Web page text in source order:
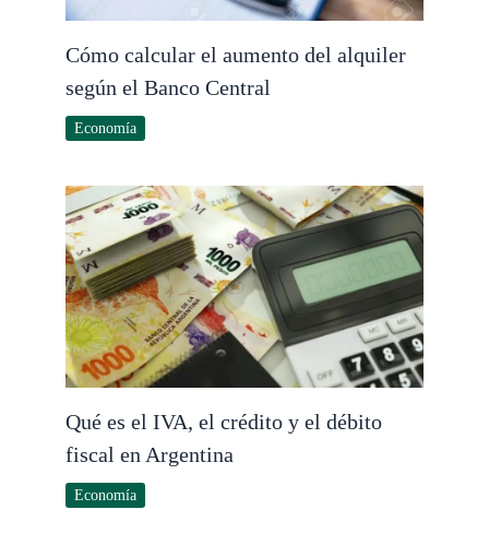
Cómo calcular el aumento del alquiler
según el Banco Central
Economía
Qué es el IVA, el crédito y el débito
fiscal en Argentina
Economía